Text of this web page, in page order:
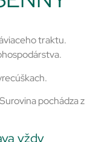
traktu.
pochádza z
vždy